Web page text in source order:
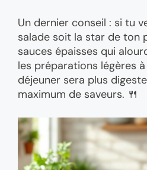
Un dernier conseil : si tu
salade soit la star de ton
sauces épaisses qui
les préparations légères
déjeuner sera plus
maximum de saveurs. 🍴